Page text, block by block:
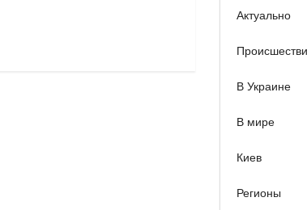
Актуально
В Украине
В мире
Киев
Регионы